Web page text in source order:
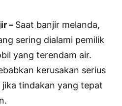
– Saat banjir melanda,
sering dialami pemilik
yang terendam air.
kerusakan serius
tindakan yang tepat